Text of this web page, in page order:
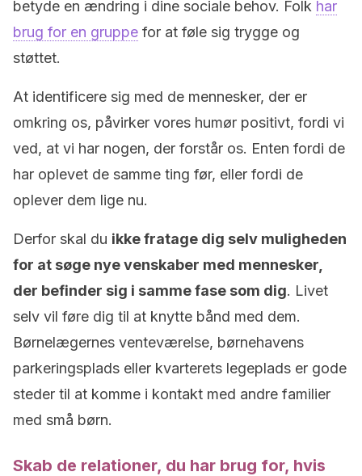
betyde en ændring i dine sociale behov. Folk har
brug for en gruppe for at føle sig trygge og
støttet.
At identificere sig med de mennesker, der er
omkring os, påvirker vores humør positivt, fordi vi
ved, at vi har nogen, der forstår os. Enten fordi de
har oplevet de samme ting før, eller fordi de
oplever dem lige nu.
Derfor skal du ikke fratage dig selv muligheden
for at søge nye venskaber med mennesker,
der befinder sig i samme fase som dig. Livet
selv vil føre dig til at knytte bånd med dem.
Børnelægernes venteværelse, børnehavens
parkeringsplads eller kvarterets legeplads er gode
steder til at komme i kontakt med andre familier
med små børn.
Skab de relationer, du har brug for, hvis